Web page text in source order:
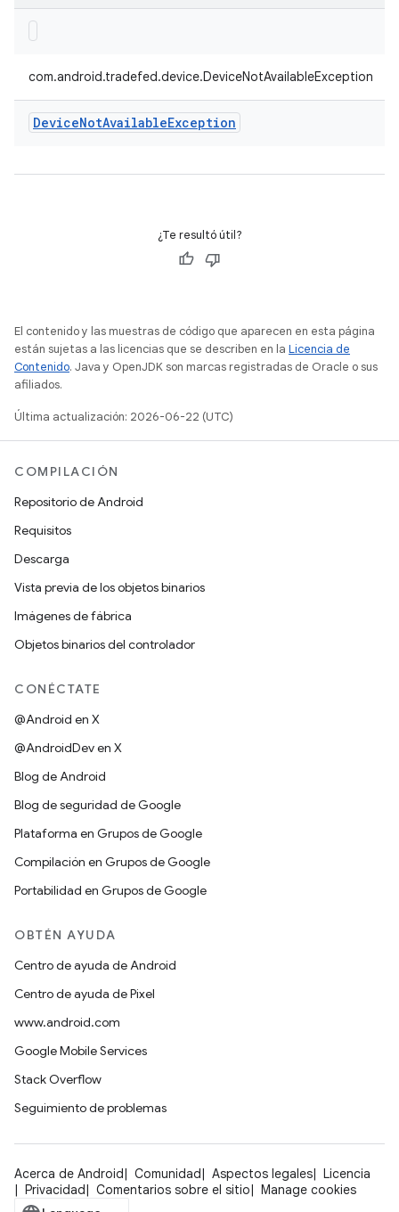
com.android.tradefed.device.DeviceNotAvailableException
DeviceNotAvailableException
¿Te resultó útil?
El contenido y las muestras de código que aparecen en esta página
están sujetas a las licencias que se describen en la Licencia de
Contenido. Java y OpenJDK son marcas registradas de Oracle o sus
afiliados.
Última actualización: 2026-06-22 (UTC)
COMPILACIÓN
Repositorio de Android
Requisitos
Descarga
Vista previa de los objetos binarios
Imágenes de fábrica
Objetos binarios del controlador
CONÉCTATE
@Android en X
@AndroidDev en X
Blog de Android
Blog de seguridad de Google
Plataforma en Grupos de Google
Compilación en Grupos de Google
Portabilidad en Grupos de Google
OBTÉN AYUDA
Centro de ayuda de Android
Centro de ayuda de Pixel
www.android.com
Google Mobile Services
Stack Overflow
Seguimiento de problemas
Acerca de Android Comunidad Aspectos legales
Licencia
Privacidad
Comentarios sobre el sitio Manage cookies